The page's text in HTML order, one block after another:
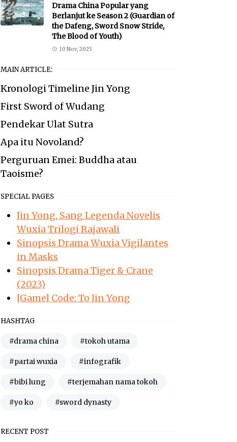
Drama China Popular yang
Berlanjut ke Season 2 (Guardian of
the Dafeng, Sword Snow Stride,
The Blood of Youth)
10 Nov, 2025
MAIN ARTICLE:
Kronologi Timeline Jin Yong
First Sword of Wudang
Pendekar Ulat Sutra
Apa itu Novoland?
Perguruan Emei: Buddha atau
Taoisme?
SPECIAL PAGES
Jin Yong, Sang Legenda Novelis
Wuxia Trilogi Rajawali
Sinopsis Drama Wuxia Vigilantes
in Masks
Sinopsis Drama Tiger & Crane
(2023)
[Game] Code: To Jin Yong
HASHTAG
#drama china #tokoh utama
#partai wuxia #infografik
#bibi lung #terjemahan nama tokoh
#yo ko #sword dynasty
RECENT POST